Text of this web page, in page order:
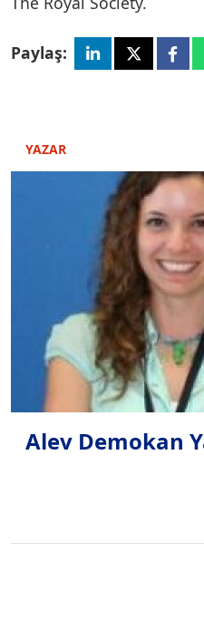
Paylaş:
YAZAR
Alev Demokan